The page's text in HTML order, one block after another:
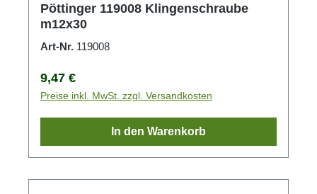
Pöttinger 119008 Klingenschraube
m12x30
Art-Nr. 119008
Regulärer Preis:
9,47 €
Preise inkl. MwSt. zzgl. Versandkosten
In den Warenkorb